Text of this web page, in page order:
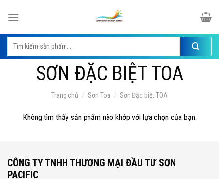
Tìm
kiếm:
SƠN ĐẶC BIỆT TOA
Trang chủ / Sơn Toa / Sơn Đặc biệt TOA
Không tìm thấy sản phẩm nào khớp với lựa chọn của bạn.
CÔNG TY TNHH THƯƠNG MẠI ĐẦU TƯ SƠN
PACIFIC